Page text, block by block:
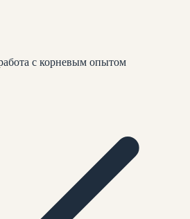
с корневым опытом